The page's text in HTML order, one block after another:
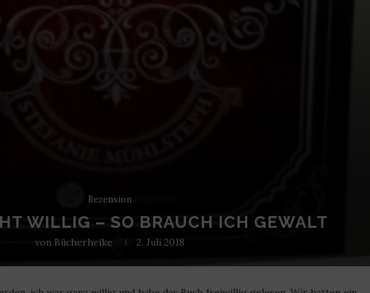
Rezension
WILLIG – SO BRAUCH ICH GEWALT
von Bücherheike 2. Juli 2018